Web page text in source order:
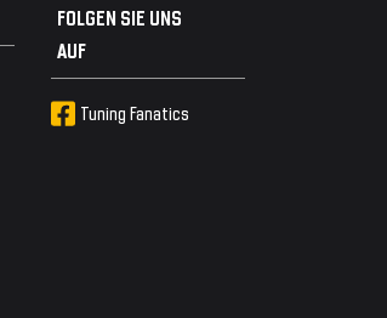
FOLGEN SIE UNS
AUF
Tuning Fanatics